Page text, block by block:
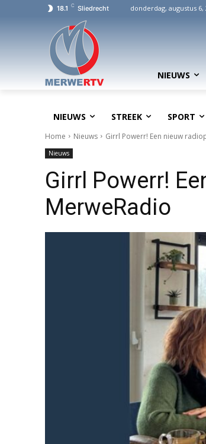
18.1 C Sliedrecht donderdag, augustus 6,
NIEUWS
NIEUWS STREEK SPORT
Home Nieuws Girrl Powerr! Een nieuw
Nieuws
Girrl Powerr!
MerweRadio